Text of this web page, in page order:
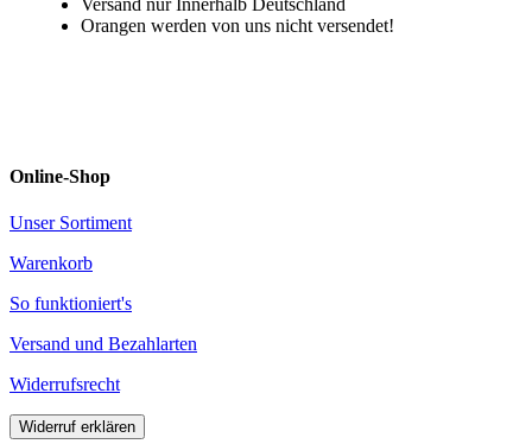
Orangen werden von uns nicht versendet!
Online-Shop
Unser Sortiment
Warenkorb
So funktioniert's
Versand und Bezahlarten
Widerrufsrecht
Widerruf erklären